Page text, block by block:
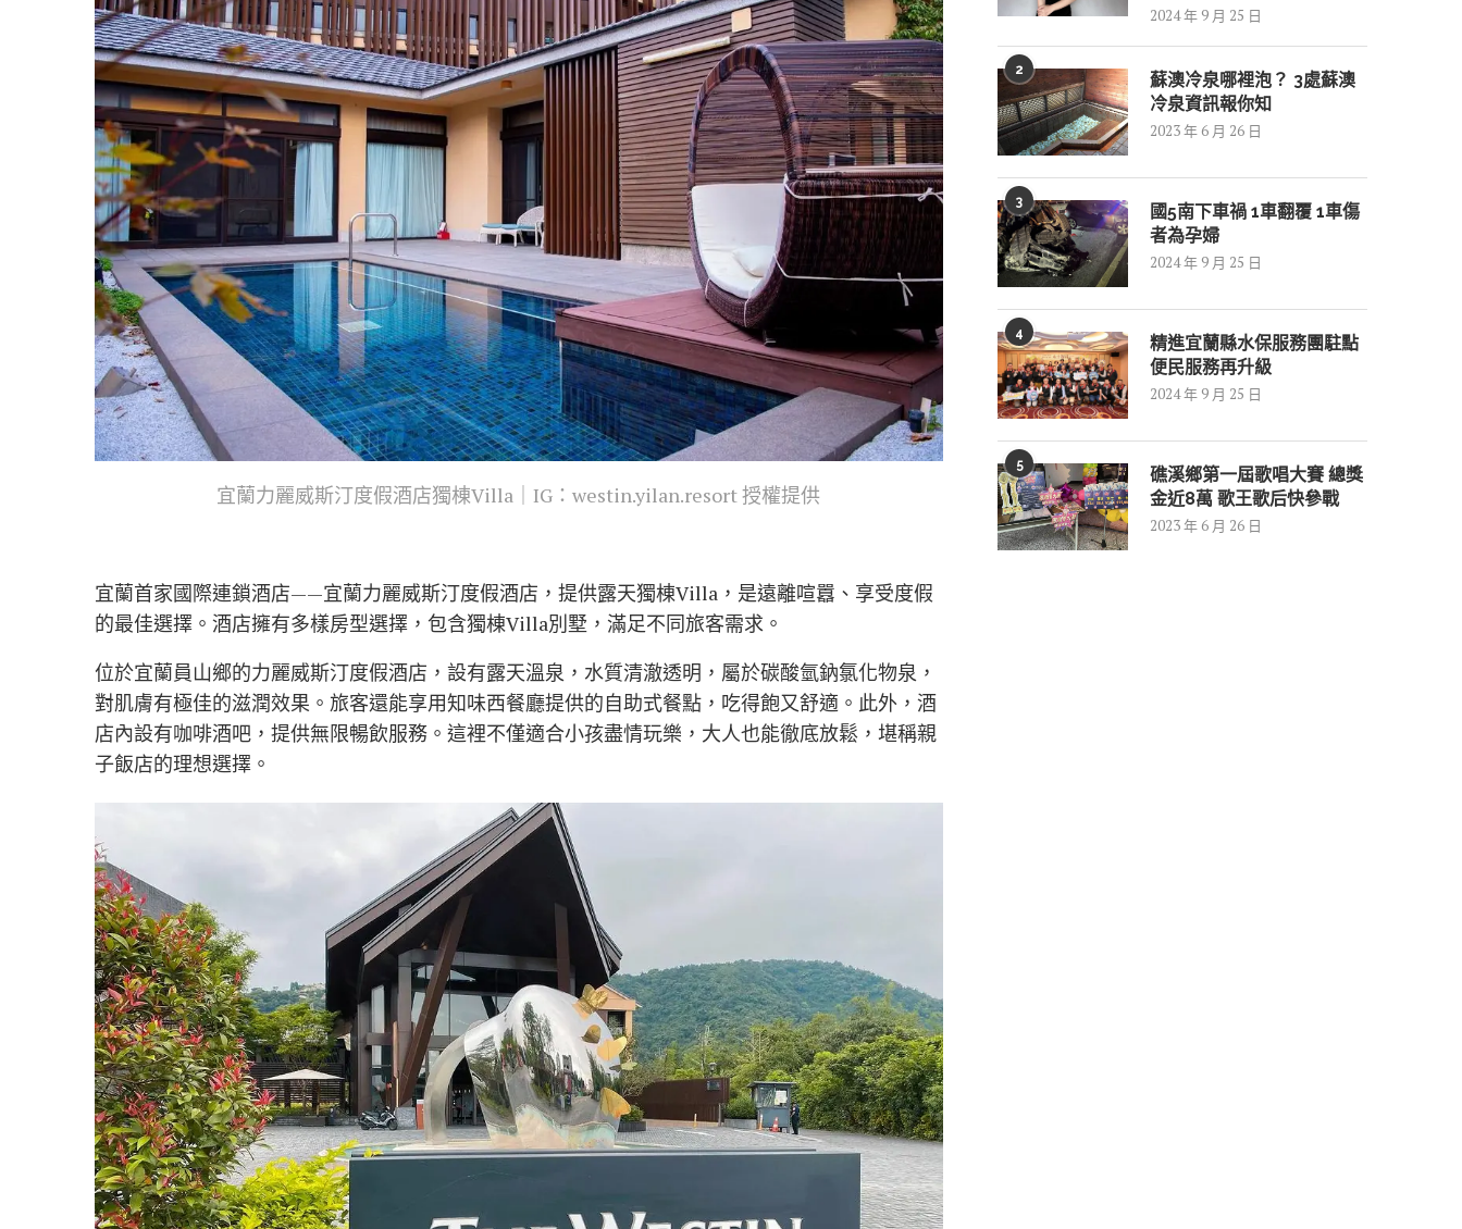
宜蘭力麗威斯汀度假酒店獨棟Villa｜IG：westin.yilan.resort 授權提供
宜蘭首家國際連鎖酒店——宜蘭力麗威斯汀度假酒店，提供露天獨棟Villa，是遠離喧囂、享受度假
的最佳選擇。酒店擁有多樣房型選擇，包含獨棟Villa別墅，滿足不同旅客需求。
位於宜蘭員山鄉的力麗威斯汀度假酒店，設有露天溫泉，水質清澈透明，屬於碳酸氫鈉氯化物泉，
對肌膚有極佳的滋潤效果。旅客還能享用知味西餐廳提供的自助式餐點，吃得飽又舒適。此外，酒
店內設有咖啡酒吧，提供無限暢飲服務。這裡不僅適合小孩盡情玩樂，大人也能徹底放鬆，堪稱親
子飯店的理想選擇。
2024 年 9 月 25 日
2
蘇澳冷泉哪裡泡？ 3處蘇澳
冷泉資訊報你知
2023 年 6 月 26 日
3
國5南下車禍 1車翻覆 1車傷
者為孕婦
2024 年 9 月 25 日
4
精進宜蘭縣水保服務團駐點
便民服務再升級
2024 年 9 月 25 日
5
礁溪鄉第一屆歌唱大賽 總獎
金近8萬 歌王歌后快參戰
2023 年 6 月 26 日